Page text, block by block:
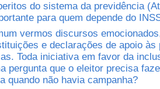
do sistema da previdência
para quem depende do
vermos discursos
e declarações de apoio às
Toda iniciativa em favor da
pergunta que o eleitor precisa
quando não havia campanha?